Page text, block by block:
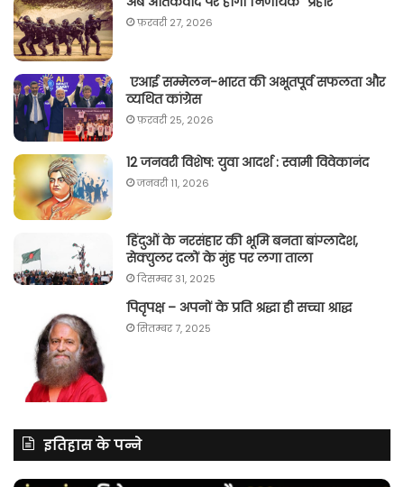
फ़रवरी 27, 2026
एआई सम्मेलन-भारत की अभूतपूर्व सफलता और
व्यथित कांग्रेस
फ़रवरी 25, 2026
12 जनवरी विशेष: युवा आदर्श : स्वामी विवेकानंद
जनवरी 11, 2026
हिंदुओं के नरसंहार की भूमि बनता बांग्लादेश,
सेक्युलर दलों के मुंह पर लगा ताला
दिसम्बर 31, 2025
पितृपक्ष – अपनों के प्रति श्रद्धा ही सच्चा श्राद्ध
सितम्बर 7, 2025
इतिहास के पन्ने